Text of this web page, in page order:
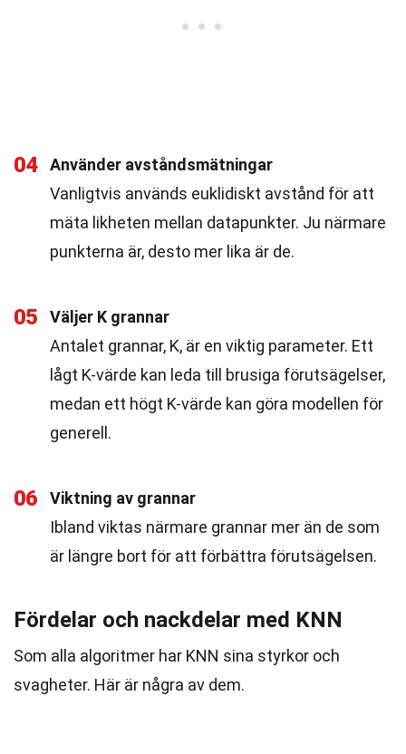
04
Använder avståndsmätningar
Vanligtvis används euklidiskt avstånd för att
mäta likheten mellan datapunkter. Ju närmare
punkterna är, desto mer lika är de.
05
Väljer K grannar
Antalet grannar, K, är en viktig parameter. Ett
lågt K-värde kan leda till brusiga förutsägelser,
medan ett högt K-värde kan göra modellen för
generell.
06
Viktning av grannar
Ibland viktas närmare grannar mer än de som
är längre bort för att förbättra förutsägelsen.
Fördelar och nackdelar med KNN
Som alla algoritmer har KNN sina styrkor och
svagheter. Här är några av dem.